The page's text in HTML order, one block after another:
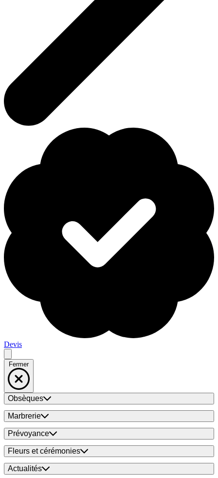
Devis
Fermer
Obsèques
Marbrerie
Prévoyance
Fleurs et cérémonies
Actualités